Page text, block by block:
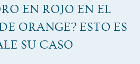
EN ROJO EN EL
ORANGE? ESTO ES
SU CASO